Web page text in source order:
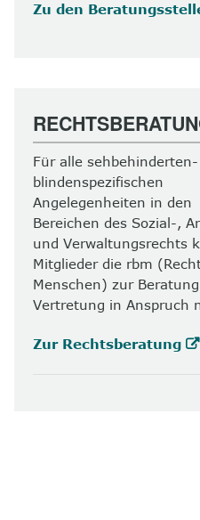
Zu den
Für alle
blindenspezifischen
Angelegenheiten in den
Bereichen des Sozial-,
und Verwaltungsrechts
Mitglieder die rbm
Menschen) zur
Vertretung in Anspruch
Zur Rechtsberatung